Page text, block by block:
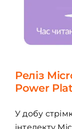
Реліз
Power
У добу
інтелекту